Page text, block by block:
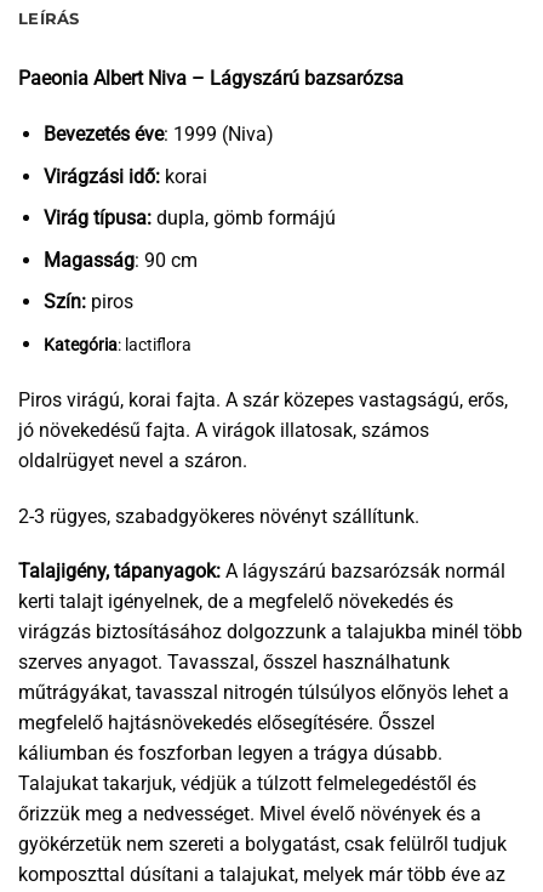
LEÍRÁS
Paeonia Albert Niva – Lágyszárú bazsarózsa
Bevezetés éve: 1999 (Niva)
Virágzási idő:korai
Virág típusa:dupla, gömb formájú
Magasság: 90 cm
Szín: piros
Kategória: lactiflora
Piros virágú, korai fajta. A szár közepes vastagságú, erős,
jó növekedésű fajta. A virágok illatosak, számos
oldalrügyet nevel a száron.
2-3 rügyes, szabadgyökeres növényt szállítunk.
Talajigény, tápanyagok: A lágyszárú bazsarózsák normál
kerti talajt igényelnek, de a megfelelő növekedés és
virágzás biztosításához dolgozzunk a talajukba minél több
szerves anyagot. Tavasszal, ősszel használhatunk
műtrágyákat, tavasszal nitrogén túlsúlyos előnyös lehet a
megfelelő hajtásnövekedés elősegítésére. Ősszel
káliumban és foszforban legyen a trágya dúsabb.
Talajukat takarjuk, védjük a túlzott felmelegedéstől és
őrizzük meg a nedvességet. Mivel évelő növények és a
gyökérzetük nem szereti a bolygatást, csak felülről tudjuk
komposzttal dúsítani a talajukat, melyek már több éve az